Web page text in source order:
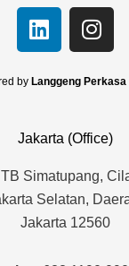
L
i
n
k
d
i
n
I
n
s
t
g
r
a
m
by Langgeng Perkasa
Jakarta (Office)
Simatupang,
Selatan,
Jakarta 12560